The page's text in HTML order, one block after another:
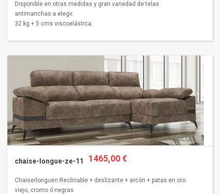
Disponible en otras medidas y gran variedad de telas
antimanchas a elegir.
32 kg + 5 cms viscoelástica.
chaise-longue-ze-11 1465,00 €
Chaiserlonguen Reclinable + deslizante + arcón + patas en oro
viejo, cromo ó negras.